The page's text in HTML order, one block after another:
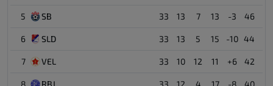
5 SB 33 13 7 13 -3 46
6 SLD 33 13 5 15 -10 44
7 VEL 33 10 12 11 +6 42